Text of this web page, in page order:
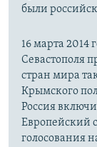
были
16 марта 2014
Севастополя
стран мира
Крымского
Россия
Европейский
голосования